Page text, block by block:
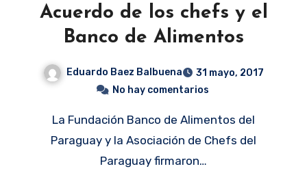
Acuerdo de los chefs y el
Banco de Alimentos
Eduardo Baez Balbuena
31 mayo, 2017
No hay comentarios
La Fundación Banco de Alimentos del
Paraguay y la Asociación de Chefs del
Paraguay firmaron…